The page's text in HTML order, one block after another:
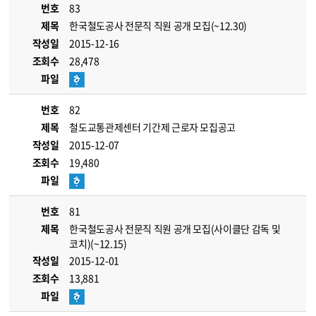
번호
83
제목
한국철도공사 전문직 직원 공개 모집(~12.30)
작성일
2015-12-16
조회수
28,478
파일
번호
82
제목
철도교통관제센터 기간제 근로자 모집공고
작성일
2015-12-07
조회수
19,480
파일
번호
81
제목
한국철도공사 전문직 직원 공개 모집(사이클단 감독 및
코치)(~12.15)
작성일
2015-12-01
조회수
13,881
파일